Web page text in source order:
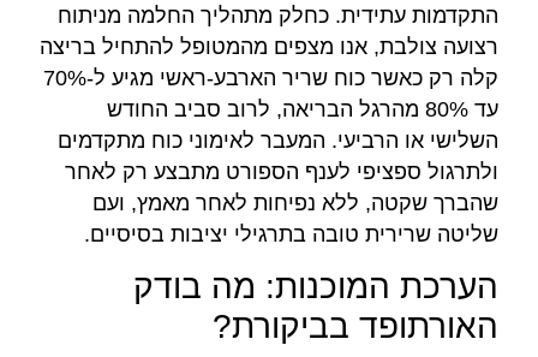
התקדמות עתידית. כחלק מתהליך החלמה מניתוח
רצועה צולבת, אנו מצפים מהמטופל להתחיל בריצה
קלה רק כאשר כוח שריר הארבע-ראשי מגיע ל-70%
עד 80% מהרגל הבריאה, לרוב סביב החודש
השלישי או הרביעי. המעבר לאימוני כוח מתקדמים
ולתרגול ספציפי לענף הספורט מתבצע רק לאחר
שהברך שקטה, ללא נפיחות לאחר מאמץ, ועם
שליטה שרירית טובה בתרגילי יציבות בסיסיים.
הערכת המוכנות: מה בודק
האורתופד בביקורת?